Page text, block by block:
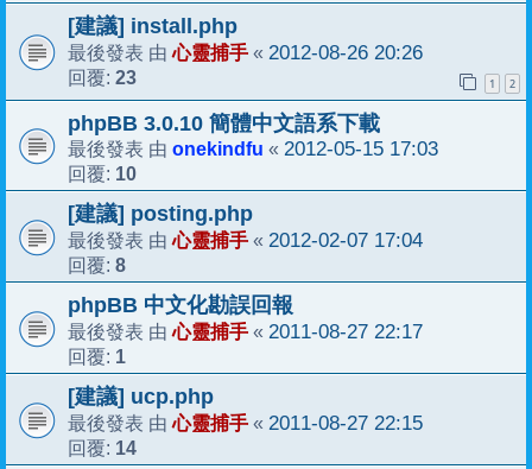
[建議] install.php
最後發表 由心靈捕手 « 2012-08-26 20:26
回覆: 23 1 2
phpBB 3.0.10 簡體中文語系下載
最後發表 由 onekindfu « 2012-05-15 17:03
回覆: 10
[建議] posting.php
最後發表 由心靈捕手 « 2012-02-07 17:04
回覆: 8
phpBB 中文化勘誤回報
最後發表 由心靈捕手 « 2011-08-27 22:17
回覆: 1
[建議] ucp.php
最後發表 由心靈捕手 « 2011-08-27 22:15
回覆: 14